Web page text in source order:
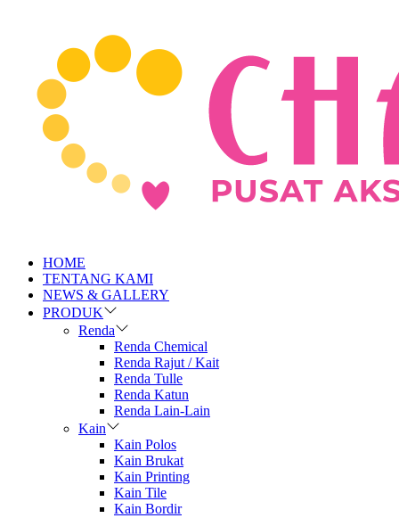
HOME
TENTANG KAMI
NEWS & GALLERY
PRODUK
Renda
Renda Chemical
Renda Rajut / Kait
Renda Tulle
Renda Katun
Renda Lain-Lain
Kain
Kain Polos
Kain Brukat
Kain Printing
Kain Tile
Kain Bordir